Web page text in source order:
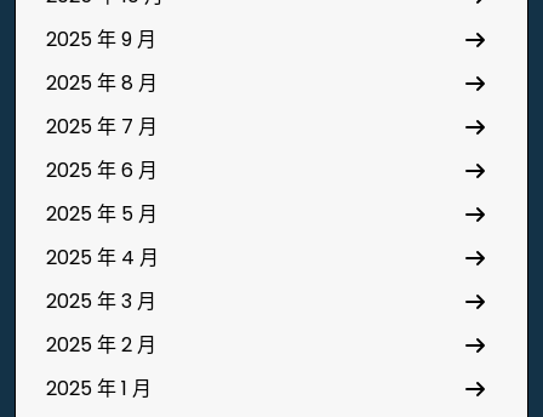
2025 年 9 月
2025 年 8 月
2025 年 7 月
2025 年 6 月
2025 年 5 月
2025 年 4 月
2025 年 3 月
2025 年 2 月
2025 年 1 月